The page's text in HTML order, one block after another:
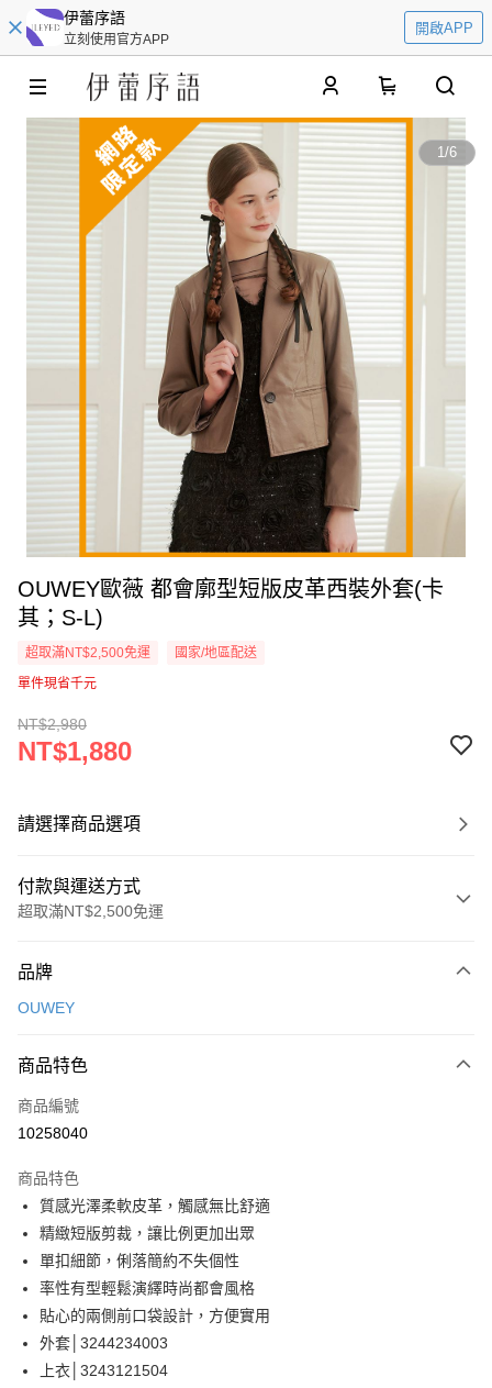
伊蕾序語
立刻使用官方APP
開啟APP
1/6
OUWEY歐薇 都會廓型短版皮革西裝外套(卡
其；S-L)
超取滿NT$2,500免運
國家/地區配送
單件現省千元
NT$2,980
NT$1,880
請選擇商品選項
付款與運送方式
超取滿NT$2,500免運
信用卡一次付款
3 期 0 利率 每期
合作金庫商業銀行
上海商業儲蓄銀行
臺灣中小企業銀行
匯豐（台灣）商業銀行
華泰商業銀行
聯邦商業銀行
元大商業銀行
玉山商業銀行
台灣樂天信用卡公司
超商取貨付款
LINE Pay
Apple Pay
街口支付
悠遊付
全盈+PAY
大哥付你分期
相關說明
品牌
OUWEY
商品特色
商品編號
10258040
商品特色
質感光澤柔軟皮革，觸感無比舒適
精緻短版剪裁，讓比例更加出眾
單扣細節，俐落簡約不失個性
率性有型輕鬆演繹時尚都會風格
貼心的兩側前口袋設計，方便實用
外套│3244234003
上衣│3243121504